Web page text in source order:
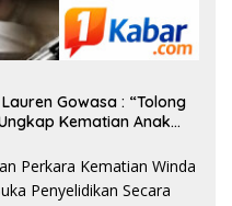
Gowasa : “Tolong
Kematian Anak